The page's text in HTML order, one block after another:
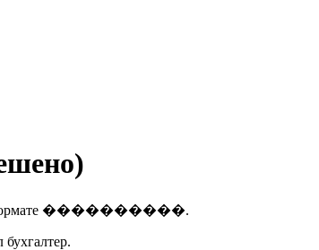
в формате ����������.